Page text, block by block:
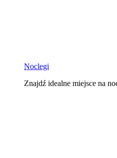
Noclegi
Znajdź idealne miejsce na